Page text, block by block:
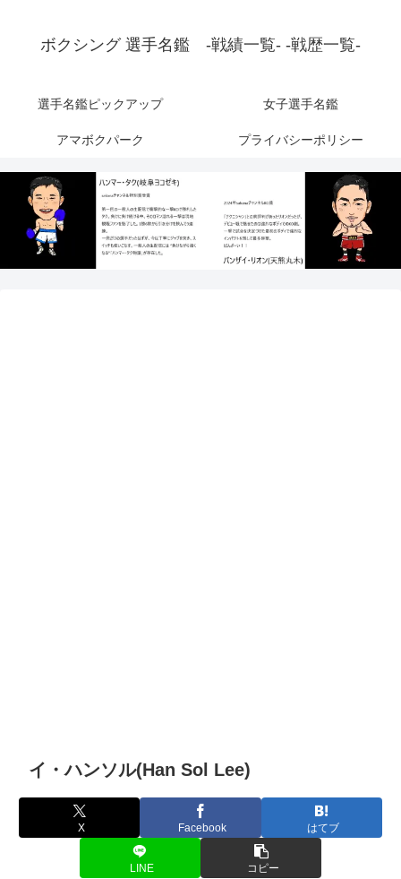
ボクシング 選手名鑑 -戦績一覧- -戦歴一覧-
選手名鑑ピックアップ 女子選手名鑑
アマボクパーク プライバシーポリシー
イ・ハンソル(Han Sol Lee)
X Facebook はてブ
LINE コピー